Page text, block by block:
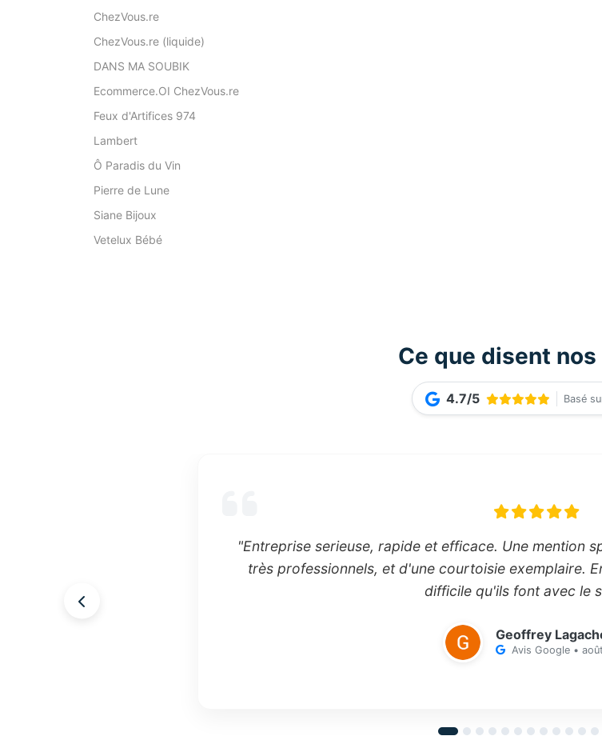
ChezVous.re
ChezVous.re (liquide)
DANS MA SOUBIK
Ecommerce.OI ChezVous.re
Feux d'Artifices 974
Lambert
Ô Paradis du Vin
Pierre de Lune
Siane Bijoux
Vetelux Bébé
Ce que disent
4.7/5 Basé
"Entreprise serieuse, rapide et efficace. Une mention
très professionnels, et d'une courtoisie exemplaire.
difficile qu'ils font avec le
Geoffrey
Avis Google •